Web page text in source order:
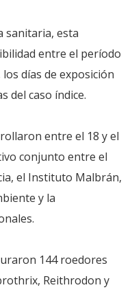
sanitaria, esta
entre el período
días de exposición
del caso índice.
entre el 18 y el
conjunto entre el
el Instituto Malbrán,
y la
144 roedores
Reithrodon y